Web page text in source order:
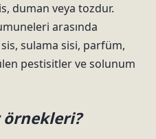
duman veya tozdur.
arasında
sulama sisi, parfüm,
pestisitler ve solunum
örnekleri?